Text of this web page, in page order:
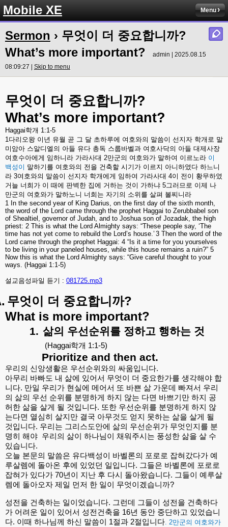
Mobile XE Menu
Sermon › 무엇이 더 중요합니까?
What’s more important?
admin | 2025.08.15
08:09:27 | Skip to menu
무엇이 더 중요합니까?
What’s more important?
Haggai학개 1:1-5
1다리오왕 이년 유월 곧 그 달 초하루에 여호와의 말씀이 선지자 학개로 말
미암아 스알디엘의 아들 유다 총독 스룹바벨과 여호사닥의 아들 대제사장
여호수아에게 임하니라 가라사대 2만군의 여호와가 말하여 이르노라 이
백성이 말하기를 여호와의 전을 건축할 시기가 이르지 아니하였다 하느니
라 3여호와의 말씀이 선지자 학개에게 임하여 가라사대 4이 전이 황무하였
거늘 너희가 이 때에 판벽한 집에 거하는 것이 가하냐 5그러므로 이제 나
만군의 여호와가 말하노니 너희는 자기의 소위를 살펴 볼찌니라
1 In the second year of King Darius, on the first day of the sixth month,
the word of the Lord came through the prophet Haggai to Zerubbabel son
of Shealtiel, governor of Judah, and to Joshua son of Jozadak, the high
priest: 2 This is what the Lord Almighty says: “These people say, ‘The
time has not yet come to rebuild the Lord’s house.’ 3 Then the word of the
Lord came through the prophet Haggai: 4 “Is it a time for you yourselves
to be living in your paneled houses, while this house remains a ruin?” 5
Now this is what the Lord Almighty says: “Give careful thought to your
ways. (Haggai 1:1-5)
설교음성파일 듣기 : 081725.mp3
무엇이 더 중요합니까?
What is more important?
1. 삶의 우선순위를 정하고 행하는 것
(Haggai학개 1:1-5)
Prioritize and then act.
우리의 신앙생활은 우선순위와의 싸움입니다.
아무리
바빠도 내 삶에 있어서 무엇이 더 중요한가를 생각해야 합
니다. 만일 우리가 현실에 메어서 또 바쁜 삶 가운데 빠져서 우리
의 삶의 우선 순위를 분명하게 하지 않는 다면 바쁘기만 하지
공
허한 삶을 살게 될 것입니다. 또한 우선순위를 분명하게 하지
않
는다면 열심히 살지만 결국 아무것도 얻지 못하는 삶을 살게
될
것입니다. 우리는 그리스도안에 삶의 우선순위가 무엇인지를 분
명히 해야 우리의 삶이 하나님이 채워주시는 풍성한 삶을 살 수
있습니다.
오늘 본문의 말씀은 유다백성이 바벨론의 포로로 잡혀갔다가 예
루살렘에
돌아온 후에 있었던 일입니다. 그들은 바벨론에
포로로
잡혀가 있다가 70년이 지난 후 다시 돌아왔습니다. 그들이
예루살
렘에
돌아오자 제일 먼저 한 일이 무엇이겠습니까?
성전을 건축하는 일이었습니다. 그런데 그들이 성전을 건축하다
가 어려운 일이 있어서 성전건축을 16년 동안 중단하고 있었습니
다. 이때 하나님께 하신 말씀이 1절과 2절입니다. 2만군의 여호와가